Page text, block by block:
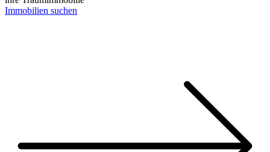
Immobilien suchen